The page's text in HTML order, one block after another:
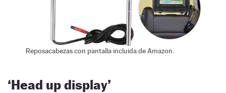
Reposacabezas con pantalla incluida de Amazon.
‘Head up display’